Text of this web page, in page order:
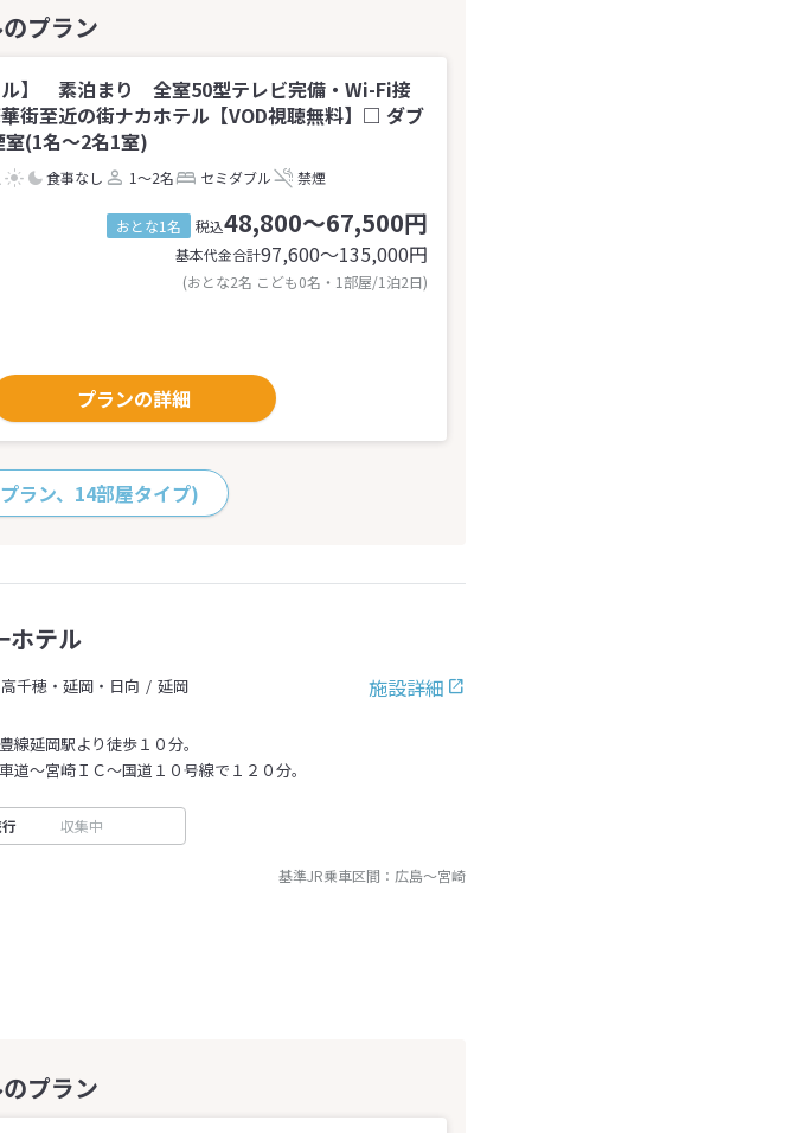
ル】 素泊まり 全室50型テレビ完備・Wi-Fi接
街至近の街ナカホテル【VOD視聴無料】□ ダブ
(1名～2名1室)
食事なし 1～2名 セミダブル 禁煙
おとな1名 税込48,800～67,500円
基本代金合計97,600〜135,000円
(おとな2名 こども0名・1部屋/1泊2日)
プランの詳細
ラン、14部屋タイプ)
ホテル
施設詳細
高千穂・延岡・日向
延岡
線延岡駅より徒歩１０分。
道～宮崎ＩＣ～国道１０号線で１２０分。
収集中
基準JR乗車区間： 広島～宮崎